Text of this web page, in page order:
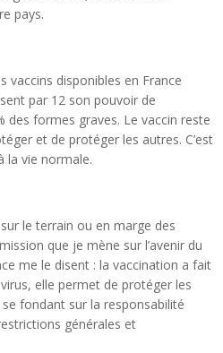
pays.
vaccins disponibles en France
par 12 son pouvoir de
formes graves. Le vaccin reste
et de protéger les autres. C’est
la vie normale.
le terrain ou en marge des
que je mène sur l’avenir du
me le disent : la vaccination a fait
elle permet de protéger les
fondant sur la responsabilité
générales et